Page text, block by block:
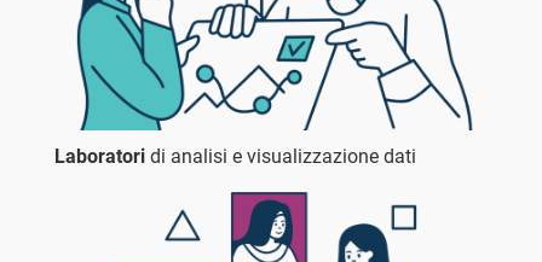
Laboratori di analisi e visualizzazione dati